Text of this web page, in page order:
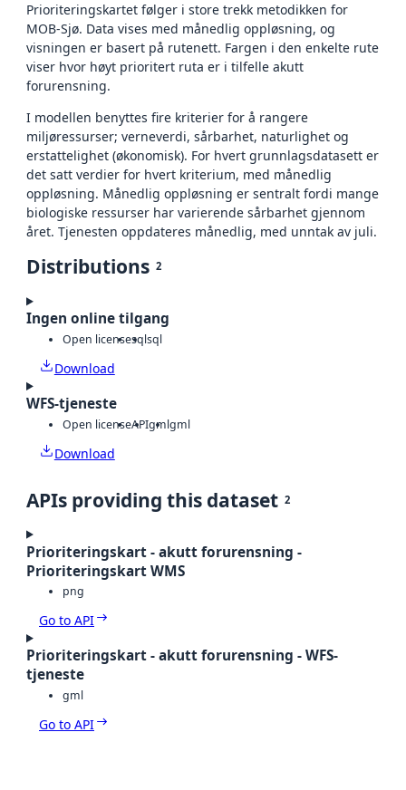
Prioriteringskartet følger i store trekk metodikken for
MOB-Sjø. Data vises med månedlig oppløsning, og
visningen er basert på rutenett. Fargen i den enkelte rute
viser hvor høyt prioritert ruta er i tilfelle akutt
forurensning.
I modellen benyttes fire kriterier for å rangere
miljøressurser; verneverdi, sårbarhet, naturlighet og
erstattelighet (økonomisk). For hvert grunnlagsdatasett er
det satt verdier for hvert kriterium, med månedlig
oppløsning. Månedlig oppløsning er sentralt fordi mange
biologiske ressurser har varierende sårbarhet gjennom
året. Tjenesten oppdateres månedlig, med unntak av juli.
Distributions 2
Ingen online tilgang
Open licensesqlsql
Download
WFS-tjeneste
Open licenseAPIgmlgml
Download
APIs providing this dataset 2
Prioriteringskart - akutt forurensning -
Prioriteringskart WMS
png
Go to API
Prioriteringskart - akutt forurensning - WFS-
tjeneste
gml
Go to API